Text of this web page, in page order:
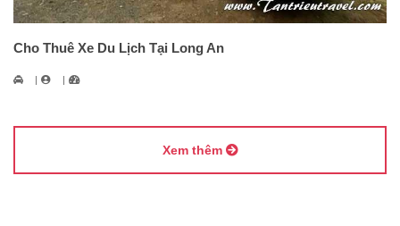
Cho Thuê Xe Du Lịch Tại Long An
Xem thêm